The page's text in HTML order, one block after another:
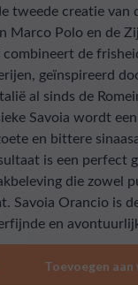
tweede creatie van
Marco Polo en de
de
geïnspireerd
al sinds de
Savoia wordt
en bittere
is een perfect
die zowel
Savoia Orancio is
en
Toevoegen